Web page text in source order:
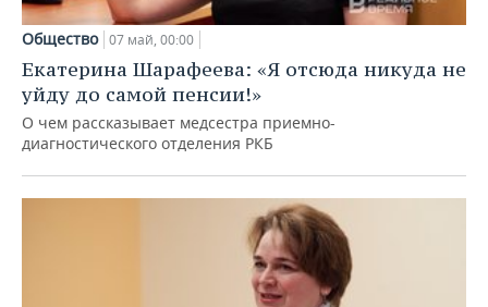
Общество 07 май, 00:00
Екатерина Шарафеева: «Я отсюда никуда не
уйду до самой пенсии!»
О чем рассказывает медсестра приемно-
диагностического отделения РКБ